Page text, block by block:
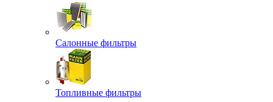
Салонные фильтры
Топливные фильтры